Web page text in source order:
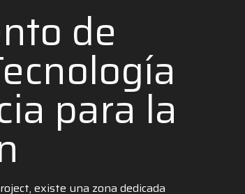
de
para la
existe una zona dedicada